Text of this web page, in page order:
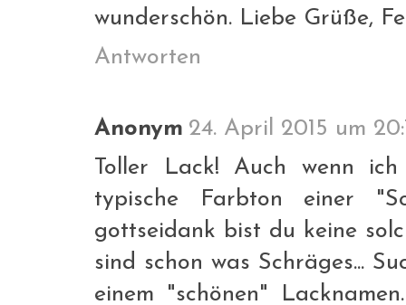
wunderschön. Liebe Grüße,
Antworten
Anonym 24. April 2015 um
Toller Lack! Auch wenn
typische Farbton einer
gottseidank bist du keine
sind schon was Schräges...
einem "schönen"